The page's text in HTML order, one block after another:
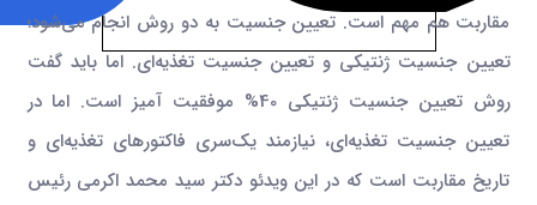
مقاربت هم مهم است. تعیین جنسیت به دو روش انجام می‌شود؛
تعیین جنسیت ژنتیکی و تعیین جنسیت تغذیه‌ای. اما باید گفت
روش تعیین جنسیت ژنتیکی 40% موفقیت آمیز است. اما در
تعیین جنسیت تغذیه‌ای، نیازمند یک‌سری فاکتورهای تغذیه‌ای و
تاریخ مقاربت است که در این ویدئو دکتر سید محمد اکرمی رئیس